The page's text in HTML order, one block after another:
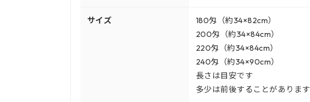
サイズ
180匁（約34×82cm）
200匁（約34×84cm）
220匁（約34×84cm）
240匁（約34×90cm）
長さは目安です
多少は前後することがあります